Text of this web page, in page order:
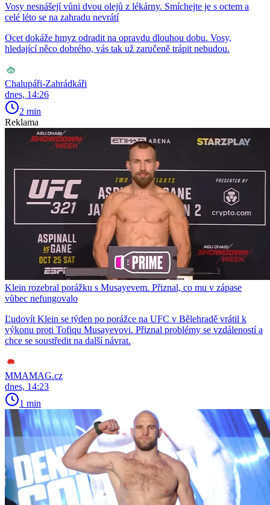
Vosy nesnášejí vůni dvou olejů z lékárny. Smíchejte je s octem a
celé léto se na zahradu nevrátí
Ocet dokáže hmyz odradit na opravdu dlouhou dobu. Vosy,
hledající něco dobrého, vás tak už zaručeně trápit nebudou.
Chalupáři-Zahrádkáři
dnes, 14:26
2 min
Reklama
Klein rozebral porážku s Musayevem. Přiznal, co mu v zápase
vůbec nefungovalo
Ľudovít Klein se týden po porážce na UFC v Bělehradě vrátil k
výkonu proti Tofiqu Musayevovi. Přiznal problémy se vzdáleností a
chce se soustředit na další návrat.
MMAMAG.cz
dnes, 14:23
1 min